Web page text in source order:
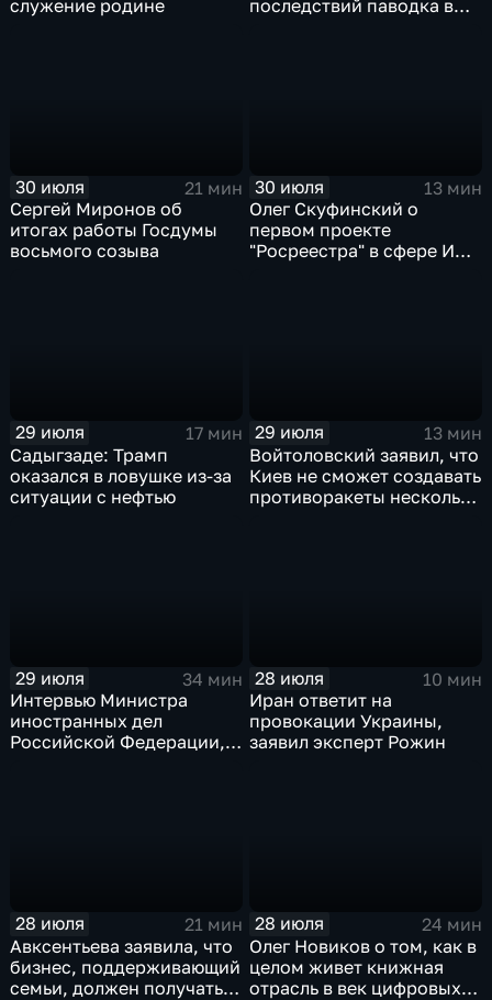
служение родине
последствий паводка в
30 июля
21 мин
Сергей Миронов об
итогах работы Госдумы
восьмого созыва
30 июля
13 мин
Олег Скуфинский о
первом проекте
"Росреестра" в сфере ИИ
29 июля
17 мин
Садыгзаде: Трамп
оказался в ловушке из-за
ситуации с нефтью
29 июля
13 мин
Войтоловский заявил, что
Киев не сможет создавать
противоракеты несколько
29 июля
34 мин
Интервью Министра
иностранных дел
Российской Федерации,
28 июля
10 мин
Иран ответит на
провокации Украины,
заявил эксперт Рожин
28 июля
21 мин
Авксентьева заявила, что
бизнес, поддерживающий
семьи, должен получать
28 июля
24 мин
Олег Новиков о том, как в
целом живет книжная
отрасль в век цифровых